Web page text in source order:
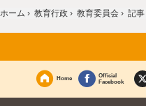
ホーム › 教育行政 › 教育委員会 › 記事
Home
Official
Facebook